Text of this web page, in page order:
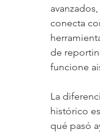
conecta
de
funcione
La
histórico
qué pasó